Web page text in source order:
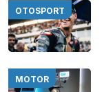
OTOSPORT
MOTOR